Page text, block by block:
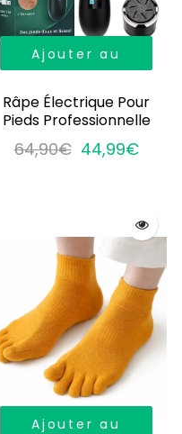
Ajouter au
Râpe Électrique Pour
Pieds Professionnelle
64,90€ 44,99€
Ajouter au